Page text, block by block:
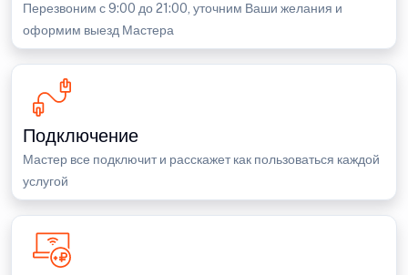
Перезвоним с 9:00 до 21:00, уточним Ваши желания и
оформим выезд Мастера
Подключение
Мастер все подключит и расскажет как пользоваться каждой
услугой